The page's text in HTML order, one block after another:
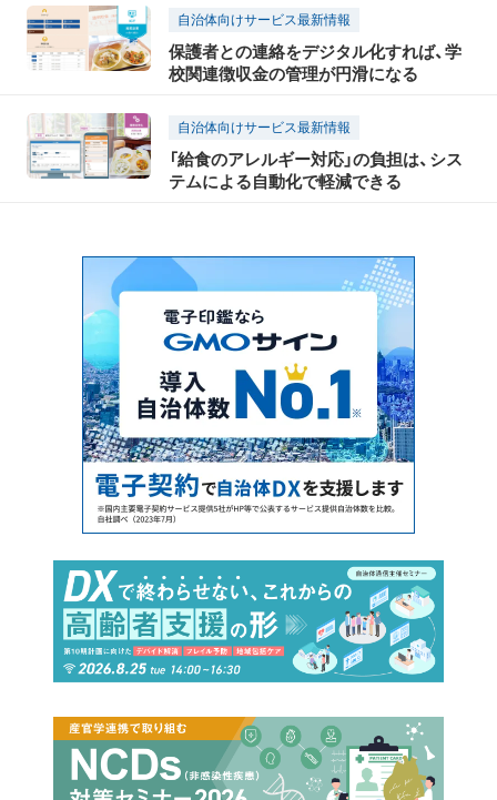
自治体向けサービス最新情報
保護者との連絡をデジタル化すれば、学
校関連徴収金の管理が円滑になる
自治体向けサービス最新情報
「給食のアレルギー対応」の負担は、シス
テムによる自動化で軽減できる